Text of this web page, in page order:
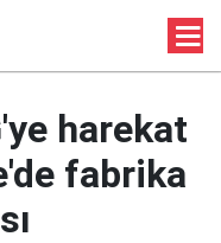
harekat
fabrika